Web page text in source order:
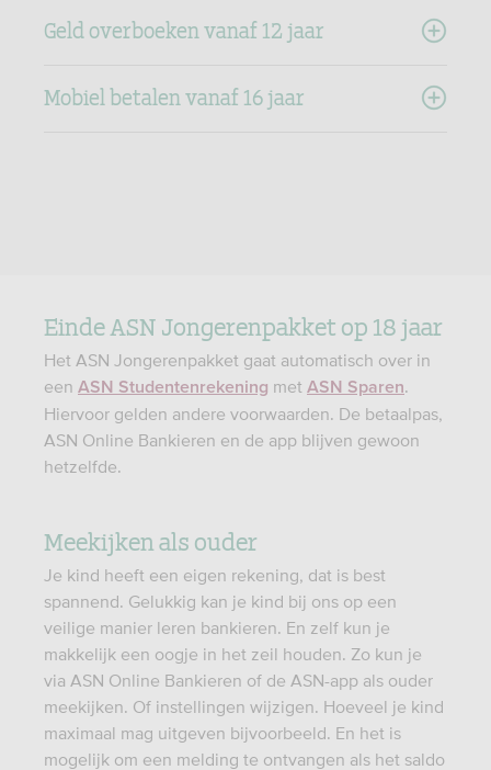
Geld overboeken vanaf 12 jaar
Mobiel betalen vanaf 16 jaar
Einde ASN Jongerenpakket op 18 jaar
Het ASN Jongerenpakket gaat automatisch over in
een ASN Studentenrekening met ASN Sparen.
Hiervoor gelden andere voorwaarden. De betaalpas,
ASN Online Bankieren en de app blijven gewoon
hetzelfde.
Meekijken als ouder
Je kind heeft een eigen rekening, dat is best
spannend. Gelukkig kan je kind bij ons op een
veilige manier leren bankieren. En zelf kun je
makkelijk een oogje in het zeil houden. Zo kun je
via ASN Online Bankieren of de ASN-app als ouder
meekijken. Of instellingen wijzigen. Hoeveel je kind
maximaal mag uitgeven bijvoorbeeld. En het is
mogelijk om een melding te ontvangen als het saldo